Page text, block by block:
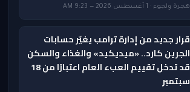
هجرة ولجوء · 1 أغسطس 2026 — 9:23 AM
قرار جديد من إدارة ترامب يغيّر حسابات
الجرين كارد.. «ميديكيد» والغذاء والسكن
قد تدخل تقييم العبء العام اعتبارًا من 18
سبتمبر